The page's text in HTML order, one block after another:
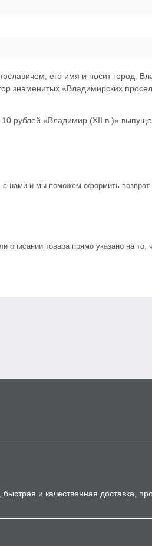
его имя и носит город.
знаменитых «Владимирских
рублей «Владимир (XII в.)»
с нами и мы поможем оформить возврат
товара прямо указано на то,
и качественная доставка,